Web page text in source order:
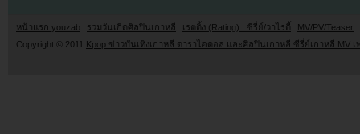
หน้าแรก youzab รวมวันเกิดศิลปินเกาหลี เรตติ้ง (Rating) : ซีรี่ย์/วาไรตี้
MV/PV/Teaser
Copyright © 2011
Kpop ข่าวบันเทิงเกาหลี ดาราไอดอล และศิลปินเกาหลี ซีรี่ย์เกาหลี MV